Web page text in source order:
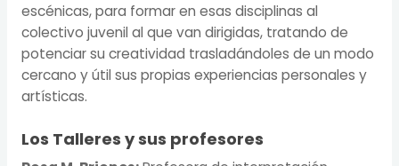
escénicas, para formar en esas disciplinas al
colectivo juvenil al que van dirigidas, tratando de
potenciar su creatividad trasladándoles de un modo
cercano y útil sus propias experiencias personales y
artísticas.
Los Talleres y sus profesores